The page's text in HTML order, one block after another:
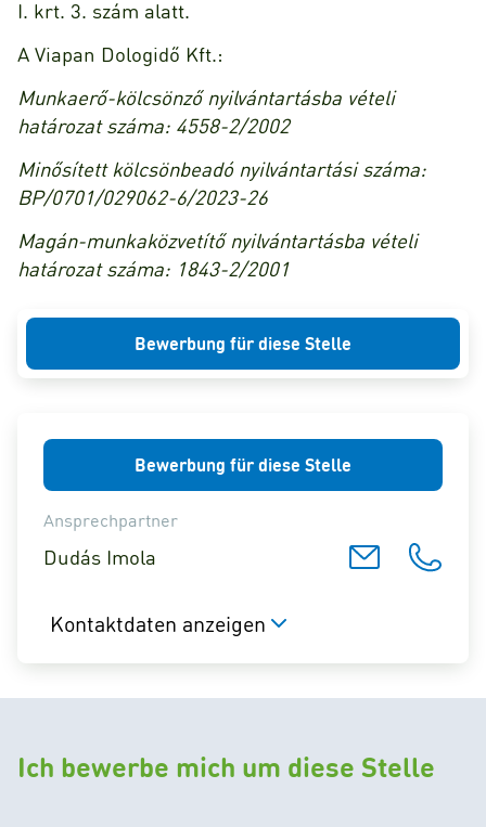
I. krt. 3. szám alatt.
A Viapan Dologidő Kft.:
Munkaerő-kölcsönző nyilvántartásba vételi
határozat száma: 4558-2/2002
Minősített kölcsönbeadó nyilvántartási száma:
BP/0701/029062-6/2023-26
Magán-munkaközvetítő nyilvántartásba vételi
határozat száma: 1843-2/2001
Bewerbung für diese Stelle
Bewerbung für diese Stelle
Ansprechpartner
Dudás Imola
Kontaktdaten anzeigen
Ich bewerbe mich um diese Stelle